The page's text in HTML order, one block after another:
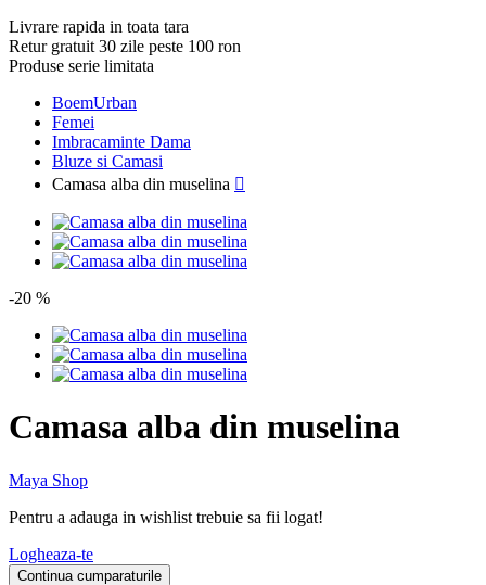
Livrare rapida in toata tara
Retur gratuit 30 zile peste 100 ron
Produse serie limitata
BoemUrban
Femei
Imbracaminte Dama
Bluze si Camasi
Camasa alba din muselina 
-20 %
Camasa alba din muselina
Maya Shop
Pentru a adauga in wishlist trebuie sa fii logat!
Logheaza-te
Continua cumparaturile